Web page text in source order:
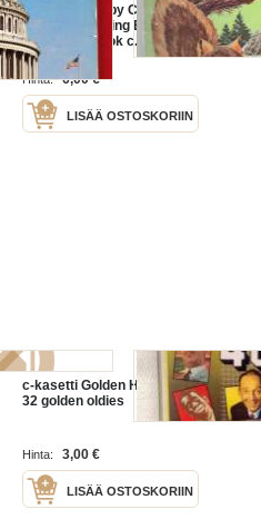
Nature Hikes by Clara Hussong - A
Golden Exploring Earth Book -
Children's Book c. 1973 -
Illustrated - Golden Press Western
Publishing
Hinta: 6,00 €
LISÄÄ OSTOSKORIIN
c-kasetti Golden Hits of the 40's -
32 golden oldies
Hinta: 3,00 €
LISÄÄ OSTOSKORIIN